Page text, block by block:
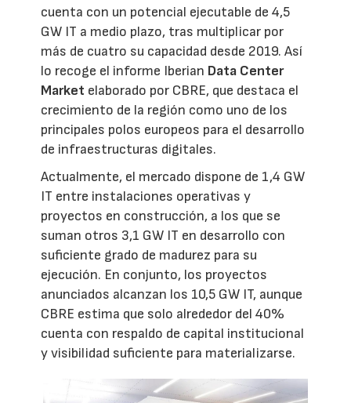
cuenta con un potencial ejecutable de 4,5
GW IT a medio plazo, tras multiplicar por
más de cuatro su capacidad desde 2019. Así
lo recoge el informe Iberian Data Center
Market elaborado por CBRE, que destaca el
crecimiento de la región como uno de los
principales polos europeos para el desarrollo
de infraestructuras digitales.
Actualmente, el mercado dispone de 1,4 GW
IT entre instalaciones operativas y
proyectos en construcción, a los que se
suman otros 3,1 GW IT en desarrollo con
suficiente grado de madurez para su
ejecución. En conjunto, los proyectos
anunciados alcanzan los 10,5 GW IT, aunque
CBRE estima que solo alrededor del 40%
cuenta con respaldo de capital institucional
y visibilidad suficiente para materializarse.